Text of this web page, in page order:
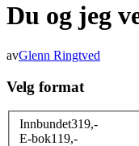
Du og jeg
avGlenn Ringtved
Velg format
Innbundet319,-
E-bok119,-